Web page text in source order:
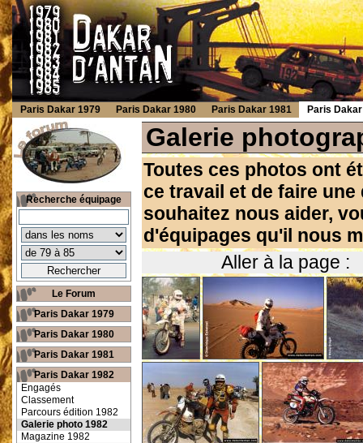
Galerie
Toutes ces photos ont
ce travail et de faire
souhaitez nous aider,
d'équipages qu'il nous
Aller à la page
Recherche équipage
Le Forum
Paris Dakar 1979
Paris Dakar 1980
Paris Dakar 1981
Paris Dakar 1982
Engagés
Classement
Parcours édition 1982
Galerie photo 1982
Magazine 1982
Paris Dakar 1979 Paris Dakar 1980 Paris Dakar 1981 Paris